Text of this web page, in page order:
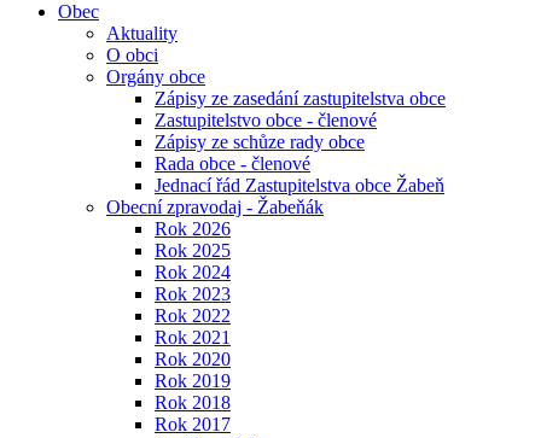
Obec
Aktuality
O obci
Orgány obce
Zápisy ze zasedání zastupitelstva obce
Zastupitelstvo obce - členové
Zápisy ze schůze rady obce
Rada obce - členové
Jednací řád Zastupitelstva obce Žabeň
Obecní zpravodaj - Žabeňák
Rok 2026
Rok 2025
Rok 2024
Rok 2023
Rok 2022
Rok 2021
Rok 2020
Rok 2019
Rok 2018
Rok 2017